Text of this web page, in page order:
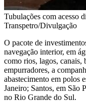
Tubulações com acesso
Transpetro/Divulgação
O pacote de
navegação interior, em
como rios, lagos, canais,
empurradores, a
abastecimento em polos
Janeiro; Santos, em São
no Rio Grande do Sul.